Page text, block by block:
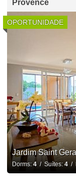
Provence
OPORTUNIDADE
Jardim Saint
Dorms: 4/ Suítes: 4/